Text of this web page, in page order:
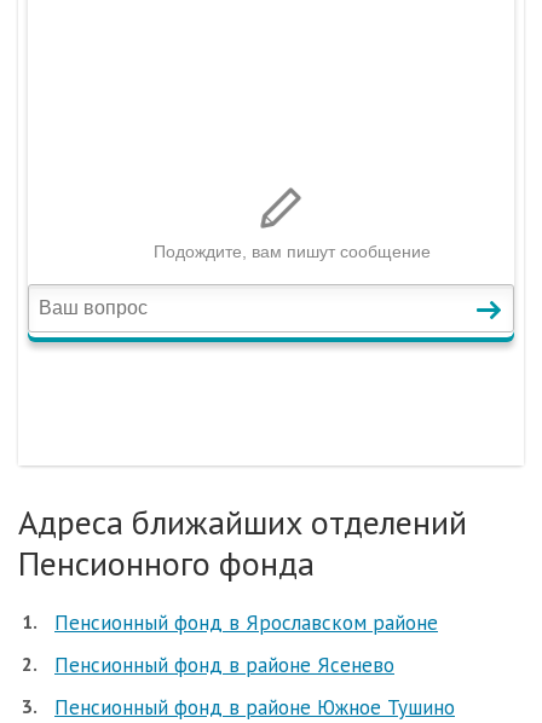
Адреса ближайших отделений
Пенсионного фонда
Пенсионный фонд в Ярославском районе
Пенсионный фонд в районе Ясенево
Пенсионный фонд в районе Южное Тушино